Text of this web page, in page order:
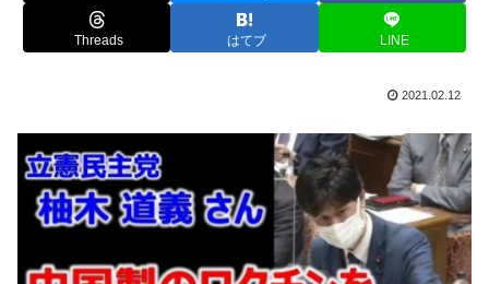
Threads はてブ LINE
2021.02.12